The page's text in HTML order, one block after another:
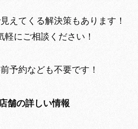
えてくる解決策もあります！
軽にご相談ください！
予約なども不要です！
舗の詳しい情報